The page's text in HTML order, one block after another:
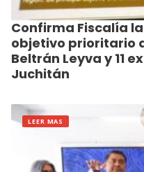
Confirma Fiscalía
objetivo prioritario
Beltrán Leyva y 11
Juchitán
LEER MAS